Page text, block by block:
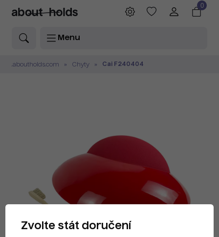
Menu
0
.aboutholds.com Chyty Cai F240404
Zvolte stát doručení